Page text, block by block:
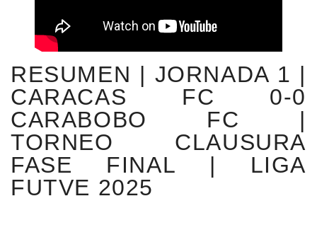
RESUMEN | JORNADA 1 |
CARACAS FC 0-0
CARABOBO FC |
TORNEO CLAUSURA
FASE FINAL | LIGA
FUTVE 2025